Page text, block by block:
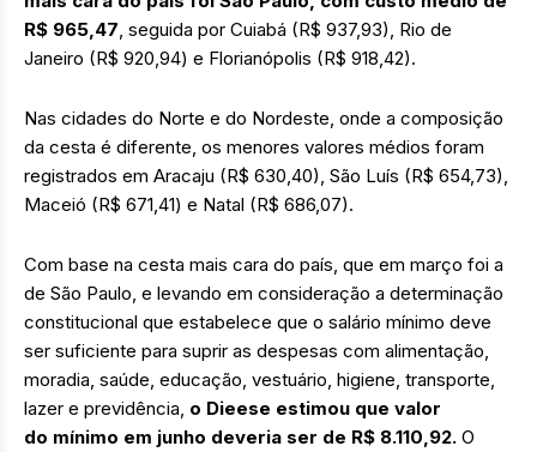
R$ 965,47, seguida por Cuiabá (R$ 937,93), Rio de
Janeiro (R$ 920,94) e Florianópolis (R$ 918,42).
Nas cidades do Norte e do Nordeste, onde a composição
da cesta é diferente, os menores valores médios foram
registrados em Aracaju (R$ 630,40), São Luís (R$ 654,73),
Maceió (R$ 671,41) e Natal (R$ 686,07).
Com base na cesta mais cara do país, que em março foi a
de São Paulo, e levando em consideração a determinação
constitucional que estabelece que o salário mínimo deve
ser suficiente para suprir as despesas com alimentação,
moradia, saúde, educação, vestuário, higiene, transporte,
lazer e previdência, o Dieese estimou que valor
do mínimo em junho deveria ser de R$ 8.110,92. O